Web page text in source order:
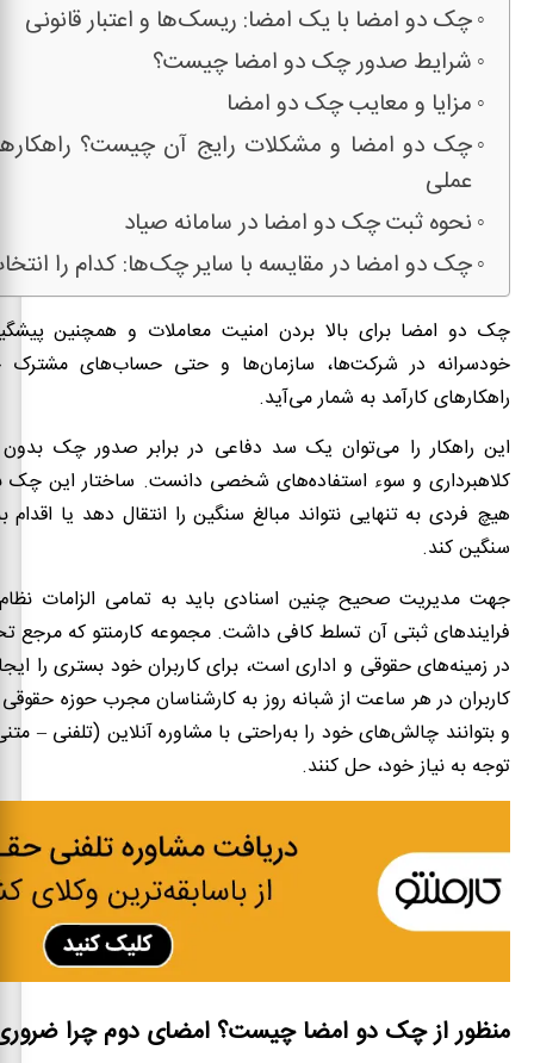
چک دو امضا با یک امضا: ریسک‌ها و اعتبار قانونی
شرایط صدور چک دو امضا چیست؟
مزایا و معایب چک دو امضا
چک دو امضا و مشکلات رایج آن چیست؟
عملی
نحوه ثبت چک دو امضا در سامانه صیاد
چک دو امضا در مقایسه با سایر چک‌ها: کدام را
چک دو امضا برای بالا بردن امنیت معاملات و همچنین
خودسرانه در شرکت‌ها، سازمان‌ها و حتی حساب‌های مشترک
راهکارهای کارآمد به شمار می‌آید.
این راهکار را می‌توان یک سد دفاعی در برابر صدور چک بدون
کلاهبرداری و سوء استفاده‌های شخصی دانست. ساختار این
هیچ فردی به تنهایی نتواند مبالغ سنگین را انتقال دهد یا اقدام
سنگین کند.
جهت مدیریت صحیح چنین اسنادی باید به تمامی الزامات
فرایندهای ثبتی آن تسلط کافی داشت. مجموعه کارمنتو که
در زمینه‌های حقوقی و اداری است، برای کاربران خود بستری را
کاربران در هر ساعت از شبانه روز به کارشناسان مجرب حوزه
و بتوانند چالش‌های خود را به‌راحتی با مشاوره آنلاین (تلفنی –
توجه به نیاز خود، حل کنند.
منظور از چک دو امضا چیست؟ امضای دوم چرا